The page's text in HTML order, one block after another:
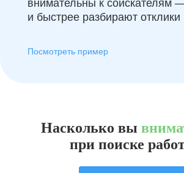
внимательны к соискателям
и быстрее разбирают отклики
Посмотреть пример
Насколько вы
при поиске